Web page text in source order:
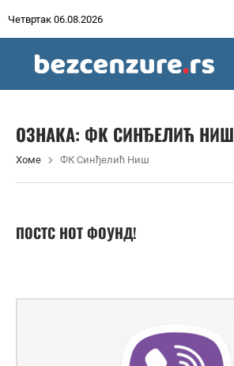
Четвртак 06.08.2026
ОЗНАКА: ФК СИНЂЕЛИЋ НИШ
Хоме ФК Синђелић Ниш
ПОСТС НОТ ФОУНД!